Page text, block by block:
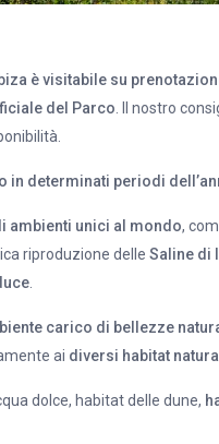
Ibiza è visitabile su
del Parco . Il nostro
in determinati periodi
ambienti unici al mondo,
riproduzione delle Saline di
carico di bellezze
ai diversi habitat
dolce, habitat delle dune,